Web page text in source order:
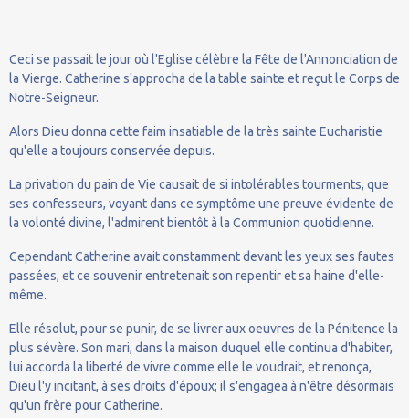
Ceci se passait le jour où l'Eglise célèbre la Fête de l'Annonciation de
la Vierge. Catherine s'approcha de la table sainte et reçut le Corps de
Notre-Seigneur.
Alors Dieu donna cette faim insatiable de la très sainte Eucharistie
qu'elle a toujours conservée depuis.
La privation du pain de Vie causait de si intolérables tourments, que
ses confesseurs, voyant dans ce symptôme une preuve évidente de
la volonté divine, l'admirent bientôt à la Communion quotidienne.
Cependant Catherine avait constamment devant les yeux ses fautes
passées, et ce souvenir entretenait son repentir et sa haine d'elle-
même.
Elle résolut, pour se punir, de se livrer aux oeuvres de la Pénitence la
plus sévère. Son mari, dans la maison duquel elle continua d'habiter,
lui accorda la liberté de vivre comme elle le voudrait, et renonça,
Dieu l'y incitant, à ses droits d'époux; il s'engagea à n'être désormais
qu'un frère pour Catherine.